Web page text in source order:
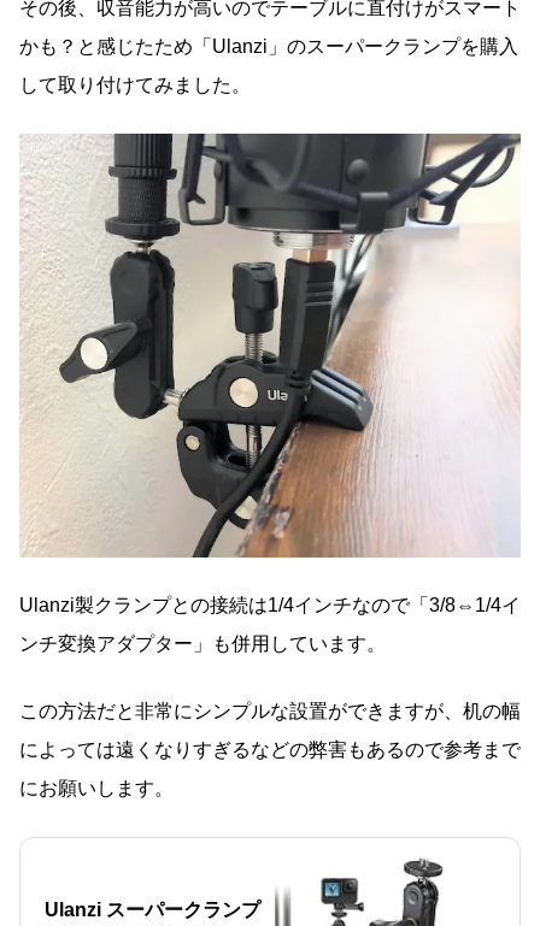
その後、収音能力が高いのでテーブルに直付けがスマート
かも？と感じたため「Ulanzi」のスーパークランプを購入
して取り付けてみました。
Ulanzi製クランプとの接続は1/4インチなので「3/8⇔1/4イ
ンチ変換アダプター」も併用しています。
この方法だと非常にシンプルな設置ができますが、机の幅
によっては遠くなりすぎるなどの弊害もあるので参考まで
にお願いします。
Ulanzi スーパークランプ